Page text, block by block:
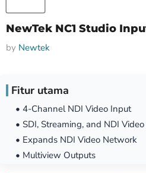
NewTek NC1 Studio
by Newtek
Fitur utama
• 4-Channel NDI Video Input
• SDI, Streaming, and NDI
• Expands NDI Video Network
• Multiview Outputs